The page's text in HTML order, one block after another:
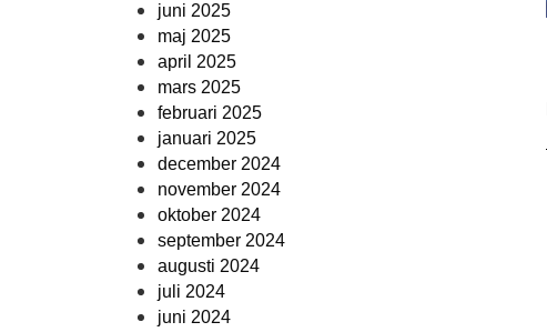
juni 2025
maj 2025
april 2025
mars 2025
februari 2025
januari 2025
december 2024
november 2024
oktober 2024
september 2024
augusti 2024
juli 2024
juni 2024